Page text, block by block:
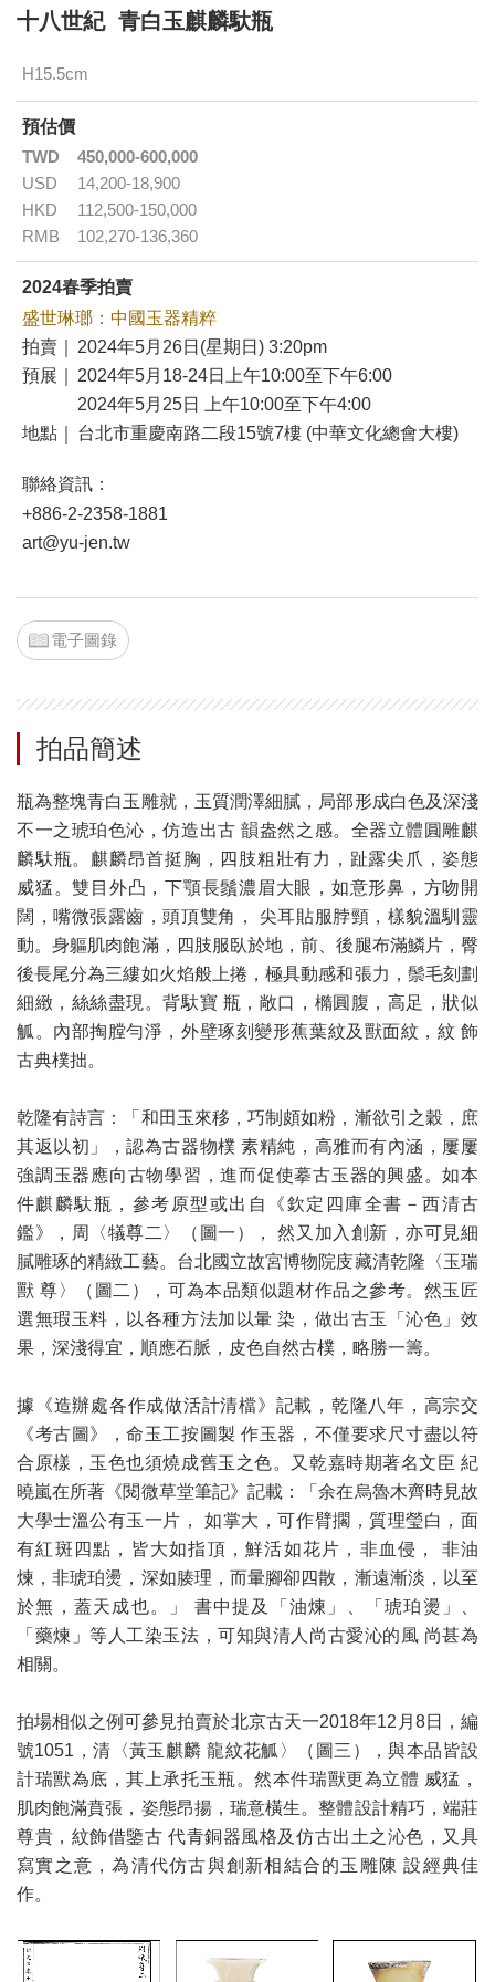
十八世紀 青白玉麒麟馱瓶
H15.5cm
預估價
TWD
450,000-600,000
USD
14,200-18,900
HKD
112,500-150,000
RMB
102,270-136,360
2024春季拍賣
盛世琳瑯：中國玉器精粹
拍賣｜
2024年5月26日(星期日) 3:20pm
預展｜
2024年5月18-24日上午10:00至下午6:00
2024年5月25日 上午10:00至下午4:00
地點｜
台北市重慶南路二段15號7樓 (中華文化總會大樓)
聯絡資訊：
+886-2-2358-1881
art@yu-jen.tw
電子圖錄
拍品簡述
瓶為整塊青白玉雕就，玉質潤澤細膩，局部形成白色及深淺
不一之琥珀色沁，仿造出古 韻盎然之感。全器立體圓雕麒
麟馱瓶。麒麟昂首挺胸，四肢粗壯有力，趾露尖爪，姿態
威猛。雙目外凸，下顎長鬚濃眉大眼，如意形鼻，方吻開
闊，嘴微張露齒，頭頂雙角， 尖耳貼服脖頸，樣貌溫馴靈
動。身軀肌肉飽滿，四肢服臥於地，前、後腿布滿鱗片，臀
後長尾分為三縷如火焰般上捲，極具動感和張力，鬃毛刻劃
細緻，絲絲盡現。背馱寶 瓶，敞口，橢圓腹，高足，狀似
觚。內部掏膛勻淨，外壁琢刻變形蕉葉紋及獸面紋，紋 飾
古典樸拙。
乾隆有詩言：「和田玉來移，巧制頗如粉，漸欲引之穀，庶
其返以初」，認為古器物樸 素精純，高雅而有內涵，屢屢
強調玉器應向古物學習，進而促使摹古玉器的興盛。如本
件麒麟馱瓶，參考原型或出自《欽定四庫全書－西清古
鑑》，周〈犠尊二〉（圖一）， 然又加入創新，亦可見細
膩雕琢的精緻工藝。台北國立故宮博物院庋藏清乾隆〈玉瑞
獸 尊〉（圖二），可為本品類似題材作品之參考。然玉匠
選無瑕玉料，以各種方法加以暈 染，做出古玉「沁色」效
果，深淺得宜，順應石脈，皮色自然古樸，略勝一籌。
據《造辦處各作成做活計清檔》記載，乾隆八年，高宗交
《考古圖》，命玉工按圖製 作玉器，不僅要求尺寸盡以符
合原樣，玉色也須燒成舊玉之色。又乾嘉時期著名文臣 紀
曉嵐在所著《閱微草堂筆記》記載：「余在烏魯木齊時見故
大學士溫公有玉一片， 如掌大，可作臂擱，質理瑩白，面
有紅斑四點，皆大如指頂，鮮活如花片，非血侵， 非油
煉，非琥珀燙，深如腠理，而暈腳卻四散，漸遠漸淡，以至
於無，蓋天成也。」 書中提及「油煉」、「琥珀燙」、
「藥煉」等人工染玉法，可知與清人尚古愛沁的風 尚甚為
相關。
拍場相似之例可參見拍賣於北京古天一2018年12月8日，編
號1051，清〈黃玉麒麟 龍紋花觚〉（圖三），與本品皆設
計瑞獸為底，其上承托玉瓶。然本件瑞獸更為立體 威猛，
肌肉飽滿賁張，姿態昂揚，瑞意橫生。整體設計精巧，端莊
尊貴，紋飾借鑒古 代青銅器風格及仿古出土之沁色，又具
寫實之意，為清代仿古與創新相結合的玉雕陳 設經典佳
作。